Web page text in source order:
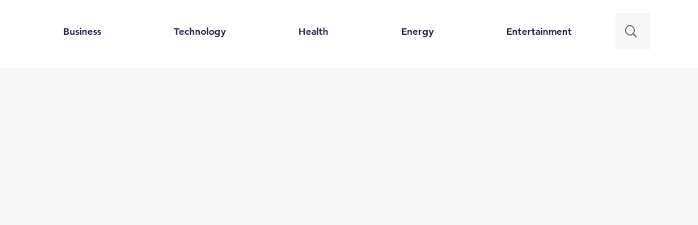
Business Technology Health Energy Entertainment